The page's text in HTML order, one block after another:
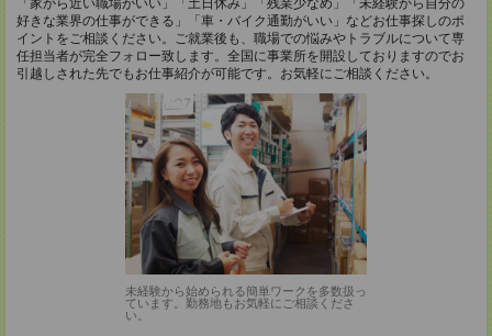
「家から近い職場がいい」「土日休み」「残業少なめ」「未経験から自分の
好きな業界の仕事ができる」「車・バイク通勤がいい」などお仕事探しのポ
イントをご相談ください。ご就業後も、職場での悩みやトラブルについて専
任担当者が完全フォロー致します。全国に事業所を開設しておりますのでお
引越しされた先でもお仕事紹介が可能です。お気軽にご相談ください。
未経験から始められる簡単ワークを多数扱っ
ています。勤務地もお気軽にご相談くださ
い。